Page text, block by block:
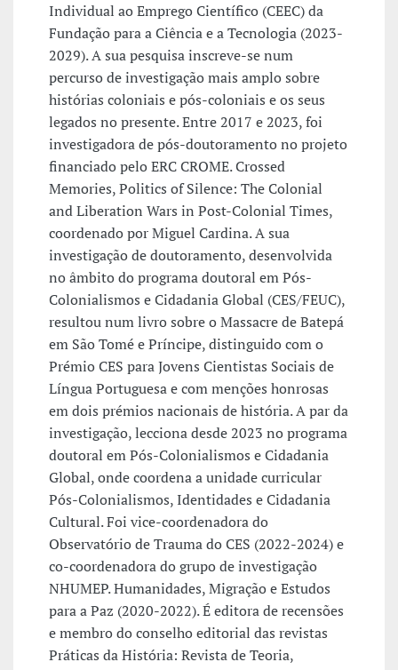
Individual ao Emprego Científico (CEEC) da
Fundação para a Ciência e a Tecnologia (2023-
2029). A sua pesquisa inscreve-se num
percurso de investigação mais amplo sobre
histórias coloniais e pós-coloniais e os seus
legados no presente. Entre 2017 e 2023, foi
investigadora de pós-doutoramento no projeto
financiado pelo ERC CROME. Crossed
Memories, Politics of Silence: The Colonial
and Liberation Wars in Post-Colonial Times,
coordenado por Miguel Cardina. A sua
investigação de doutoramento, desenvolvida
no âmbito do programa doutoral em Pós-
Colonialismos e Cidadania Global (CES/FEUC),
resultou num livro sobre o Massacre de Batepá
em São Tomé e Príncipe, distinguido com o
Prémio CES para Jovens Cientistas Sociais de
Língua Portuguesa e com menções honrosas
em dois prémios nacionais de história. A par da
investigação, lecciona desde 2023 no programa
doutoral em Pós-Colonialismos e Cidadania
Global, onde coordena a unidade curricular
Pós-Colonialismos, Identidades e Cidadania
Cultural. Foi vice-coordenadora do
Observatório de Trauma do CES (2022-2024) e
co-coordenadora do grupo de investigação
NHUMEP. Humanidades, Migração e Estudos
para a Paz (2020-2022). É editora de recensões
e membro do conselho editorial das revistas
Práticas da História: Revista de Teoria,